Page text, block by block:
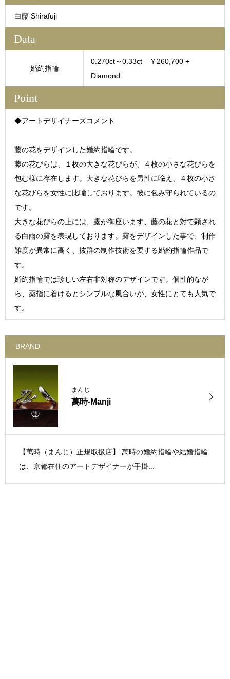
白藤 Shirafuji
Data
婚約指輪
0.270ct～0.33ct ￥260,700 +
Diamond
Point
◆アートデザイナーズコメント
藤の花をデザインした婚約指輪です。
藤の花びらは、１枚の大きな花びらが、４枚の小さな花びらを
包む様に存在します。大きな花びらを男性に喩え、４枚の小さ
な花びらを女性に比喩しております。彼に包み守られているの
です。
大きな花びらの上には、露が御座います、藤の花と対で顕され
る白雨の露を表現しております。露をデザインした事で、制作
難度が異常に高く、抜群の制作技術を要する婚約指輪作品で
す。
婚約指輪では珍しい左右非対称のデザインです。個性的なが
ら、薬指に着けるとシンプルな風合いが、女性にとても人気で
す。
BRAND
まんじ
萬時-Manji
【萬時（まんじ）正規取扱店】 萬時の婚約指輪や結婚指輪
は、京都在住のアートデザイナーが手掛...